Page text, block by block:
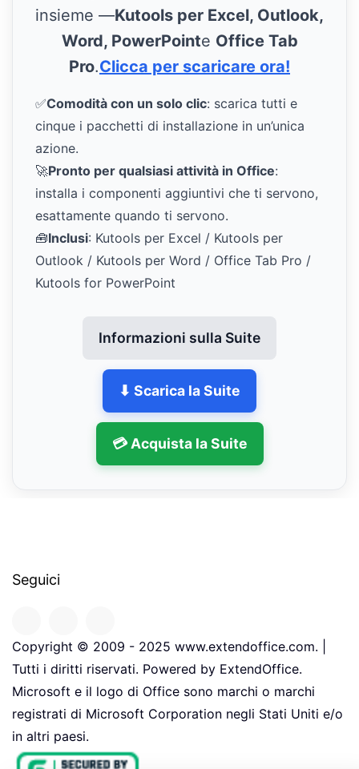
insieme —Kutools per Excel, Outlook,
Word, PowerPointe Office Tab
Pro.Clicca per scaricare ora!
✅Comodità con un solo clic: scarica tutti e
cinque i pacchetti di installazione in un’unica
azione.
🚀Pronto per qualsiasi attività in Office:
installa i componenti aggiuntivi che ti servono,
esattamente quando ti servono.
🧰Inclusi: Kutools per Excel / Kutools per
Outlook / Kutools per Word / Office Tab Pro /
Kutools for PowerPoint
Informazioni sulla Suite
⬇ Scarica la Suite
💳 Acquista la Suite
Seguici
Copyright © 2009 - 2025 www.extendoffice.com. |
Tutti i diritti riservati. Powered by ExtendOffice.
Microsoft e il logo di Office sono marchi o marchi
registrati di Microsoft Corporation negli Stati Uniti e/o
in altri paesi.